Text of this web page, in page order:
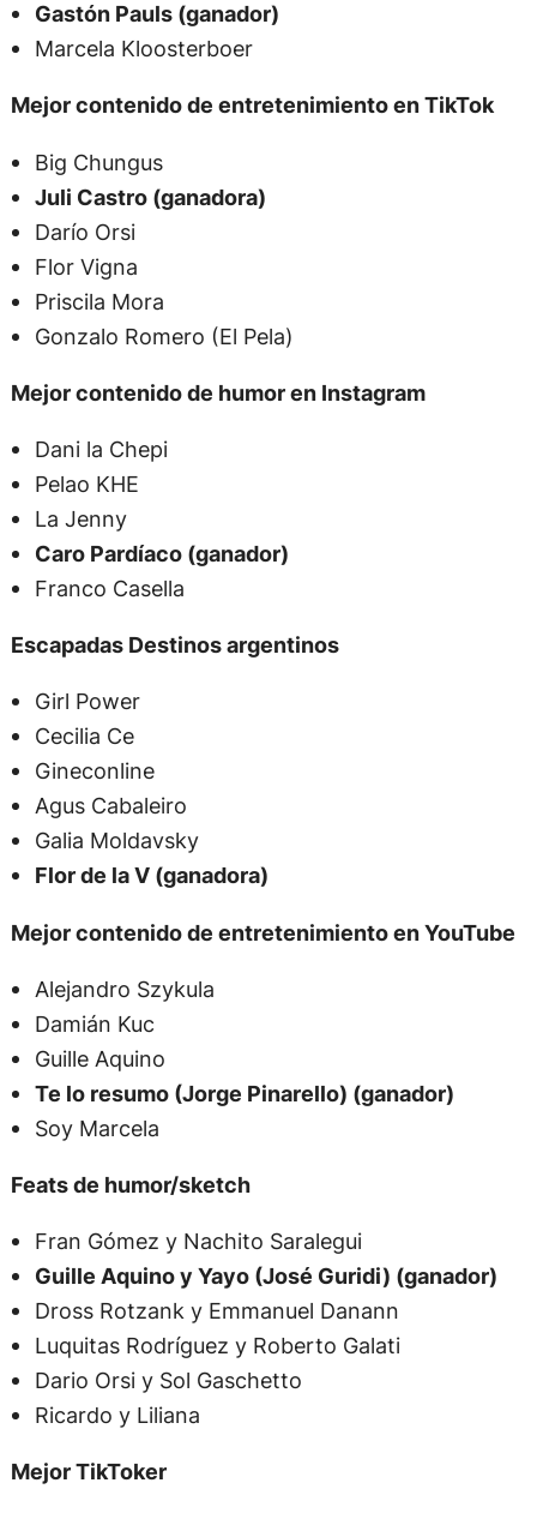
Gastón Pauls (ganador)
Marcela Kloosterboer
Mejor contenido de entretenimiento en TikTok
Big Chungus
Juli Castro (ganadora)
Darío Orsi
Flor Vigna
Priscila Mora
Gonzalo Romero (El Pela)
Mejor contenido de humor en Instagram
Dani la Chepi
Pelao KHE
La Jenny
Caro Pardíaco (ganador)
Franco Casella
Escapadas Destinos argentinos
Girl Power
Cecilia Ce
Gineconline
Agus Cabaleiro
Galia Moldavsky
Flor de la V (ganadora)
Mejor contenido de entretenimiento en YouTube
Alejandro Szykula
Damián Kuc
Guille Aquino
Te lo resumo (Jorge Pinarello) (ganador)
Soy Marcela
Feats de humor/sketch
Fran Gómez y Nachito Saralegui
Guille Aquino y Yayo (José Guridi) (ganador)
Dross Rotzank y Emmanuel Danann
Luquitas Rodríguez y Roberto Galati
Dario Orsi y Sol Gaschetto
Ricardo y Liliana
Mejor TikToker